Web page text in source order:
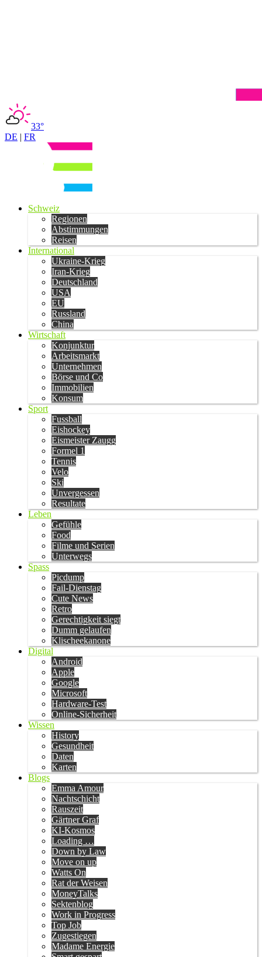
33°
DE | FR
Schweiz
Regionen
Abstimmungen
Reisen
International
Ukraine-Krieg
Iran-Krieg
Deutschland
USA
EU
Russland
China
Wirtschaft
Konjunktur
Arbeitsmarkt
Unternehmen
Börse und Co
Immobilien
Konsum
Sport
Fussball
Eishockey
Eismeister Zaugg
Formel 1
Tennis
Velo
Ski
Unvergessen
Resultate
Leben
Gefühle
Food
Filme und Serien
Unterwegs
Spass
Picdump
Fail-Dienstag
Cute News
Retro
Gerechtigkeit siegt
Dumm gelaufen
Klischeekanone
Digital
Android
Apple
Google
Microsoft
Hardware-Test
Online-Sicherheit
Wissen
History
Gesundheit
Daten
Karten
Blogs
Emma Amour
Nachtschicht
Rauszeit
Gärtner Graf
KI-Kosmos
Loading …
Down by Law
Move on up
Watts On
Rat der Weisen
MoneyTalks
Sektenblog
Work in Progress
Top Job
Zugestiegen
Madame Energie